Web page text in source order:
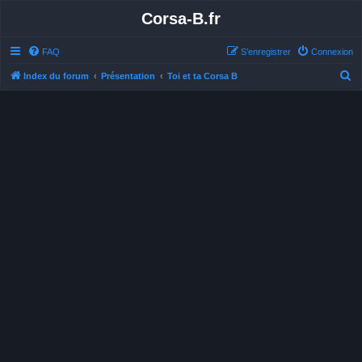
Corsa-B.fr
FAQ Connexion
S’enregistrer
Index du forum Présentation Toi et ta Corsa B